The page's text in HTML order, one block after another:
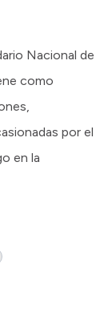
Nacional de
como
por el
en la